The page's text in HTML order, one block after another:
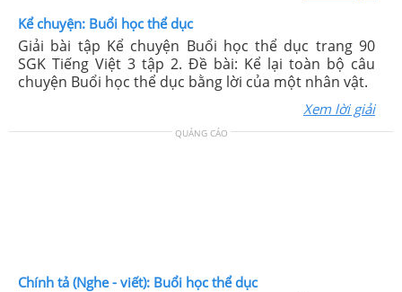
Kể chuyện: Buổi học thể dục
Giải bài tập Kể chuyện Buổi học thể dục trang 90
SGK Tiếng Việt 3 tập 2. Đề bài: Kể lại toàn bộ câu
chuyện Buổi học thể dục bằng lời của một nhân vật.
Xem lời giải
QUẢNG CÁO
Chính tả (Nghe - viết): Buổi học thể dục